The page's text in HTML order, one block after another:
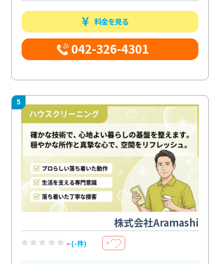
料金を見る
042-326-4301
5
株式会社Aramashi
- (-件) ＋